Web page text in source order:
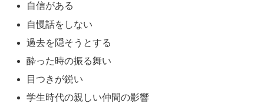
自信がある
自慢話をしない
過去を隠そうとする
酔った時の振る舞い
目つきが鋭い
学生時代の親しい仲間の影響